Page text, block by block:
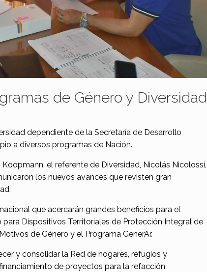
de Género y Diversidad
dependiente de la Secretaría de Desarrollo
a diversos programas de Nación.
el referente de Diversidad, Nicolás Nicolossi,
los nuevos avances que revisten gran
que acercarán grandes beneficios para el
Dispositivos Territoriales de Protección Integral de
de Género y el Programa GenerAr.
y consolidar la Red de hogares, refugios y
de proyectos para la refacción,